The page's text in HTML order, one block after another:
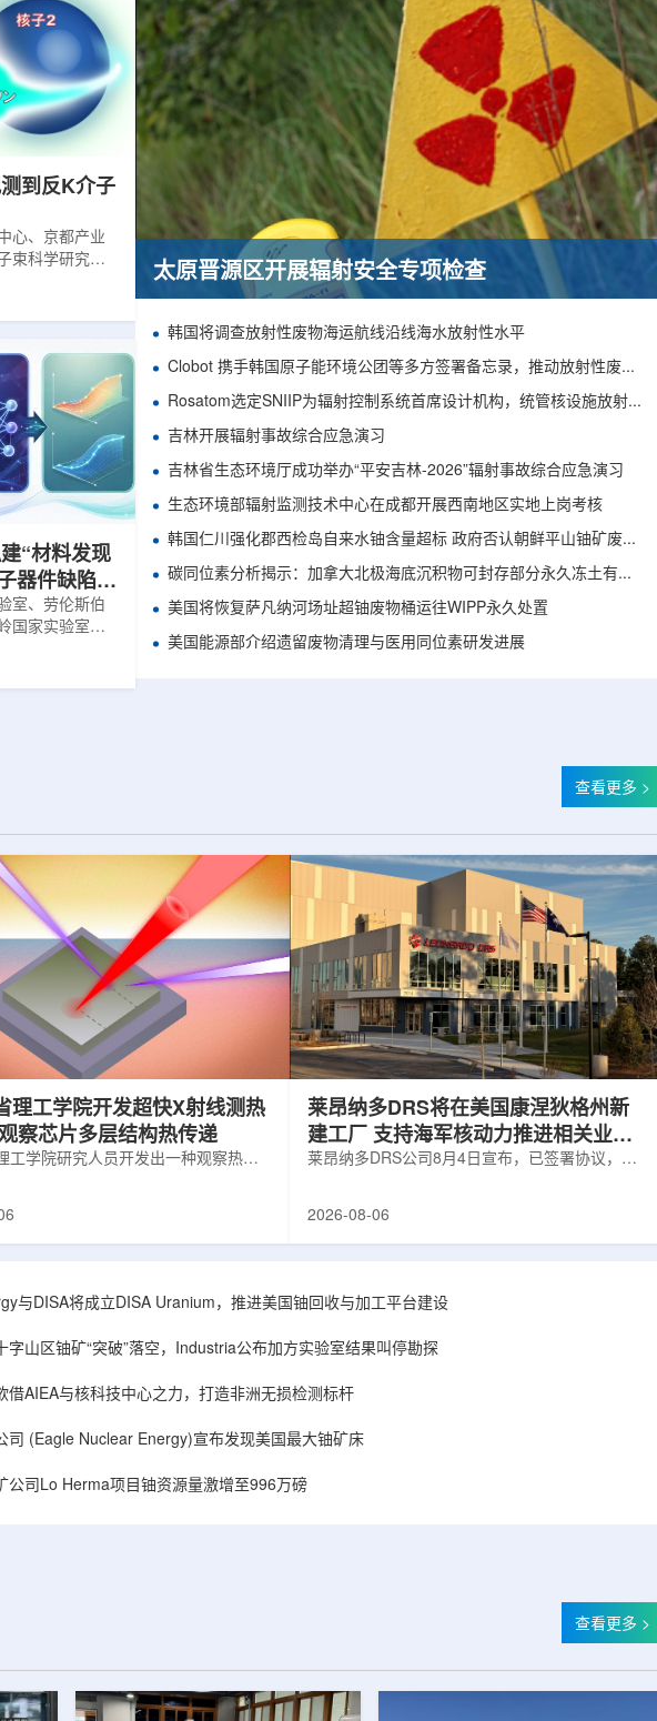
制备和患者给药...
面开...
到反K介子
心、京都产业
束科学研究中
萨斯喀彻温大
首次利用光子
子的原子核。这
核的存在提供
解高密度核物
供了重要线
县大型同步辐
“材料发现
器件缺陷影
室、劳伦斯伯
国家实验室和
划开发材料发
太原晋源区开展辐射安全专项检查
韩国将调查放射性废物海运航线沿线海水放射性水平
Clobot 携手韩国原子能环境公团等多方签署备忘录，推动放射性废物安全管理多机型机器人示范
Rosatom选定SNIIP为辐射控制系统首席设计机构，统管核设施放射仪表标准化与进口替代保障
吉林开展辐射事故综合应急演习
吉林省生态环境厅成功举办“平安吉林-2026”辐射事故综合应急演习
生态环境部辐射监测技术中心在成都开展西南地区实地上岗考核
韩国仁川强化郡西检岛自来水铀含量超标 政府否认朝鲜平山铀矿废水影响
碳同位素分析揭示：加拿大北极海底沉积物可封存部分永久冻土有机碳
美国将恢复萨凡纳河场址超铀废物桶运往WIPP永久处置
美国能源部介绍遗留废物清理与医用同位素研发进展
查看更多 >
理工学院开发超快X射线测热
察芯片多层结构热传递
工学院研究人员开发出一种观察热量
、功率密度持续提高，器件过热正成
电子器件的多层结构时存在局限，例
域热反射法难以区分不同材料层中的
，红外成像等方法也难以在微小尺度
变化。为解决这一问题...
莱昂纳多DRS将在美国康涅狄格州新
建工厂 支持海军核动力推进相关业务
增长
莱昂纳多DRS公司8月4日宣布，已签署协议，将
并为公司在核能领域的后续增长提供空间和基础
尔德帕克里奇路120号，占地约14.1087万平方英
尺。工厂建成后，将整合目前分布在康涅狄格州
丹伯里和贝瑟尔三个地点的业务。该设施预计于
2027年初投入使用，若最终设计和租户装修工...
2026-08-06
与DISA将成立DISA Uranium，推进美国铀回收与加工平台建设
字山区铀矿“突破”落空，Industria公布加方实验室结果叫停勘探
借AIEA与核科技中心之力，打造非洲无损检测标杆
司 (Eagle Nuclear Energy)宣布发现美国最大铀矿床
公司Lo Herma项目铀资源量激增至996万磅
查看更多 >